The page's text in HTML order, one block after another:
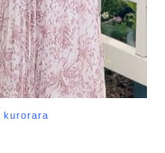
kurorara